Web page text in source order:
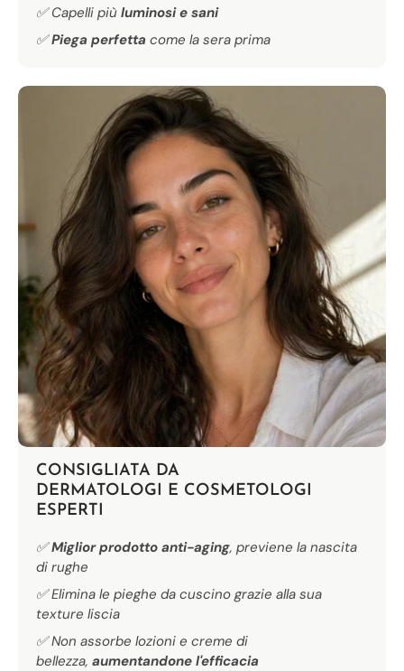
✅ Capelli più luminosi e sani
✅Piega perfetta come la sera prima
CONSIGLIATA DA
DERMATOLOGI E COSMETOLOGI ​
ESPERTI
✅Miglior prodotto anti-aging, previene la nascita
di rughe
✅ Elimina le pieghe da cuscino grazie alla sua
texture liscia
✅ Non assorbe lozioni e creme di
bellezza, aumentandone l'efficacia